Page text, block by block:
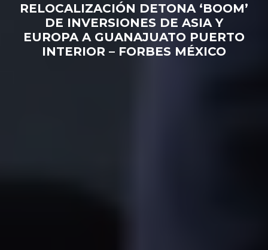
RELOCALIZACIÓN DETONA ‘BOOM’
DE INVERSIONES DE ASIA Y
EUROPA A GUANAJUATO PUERTO
INTERIOR – FORBES MÉXICO